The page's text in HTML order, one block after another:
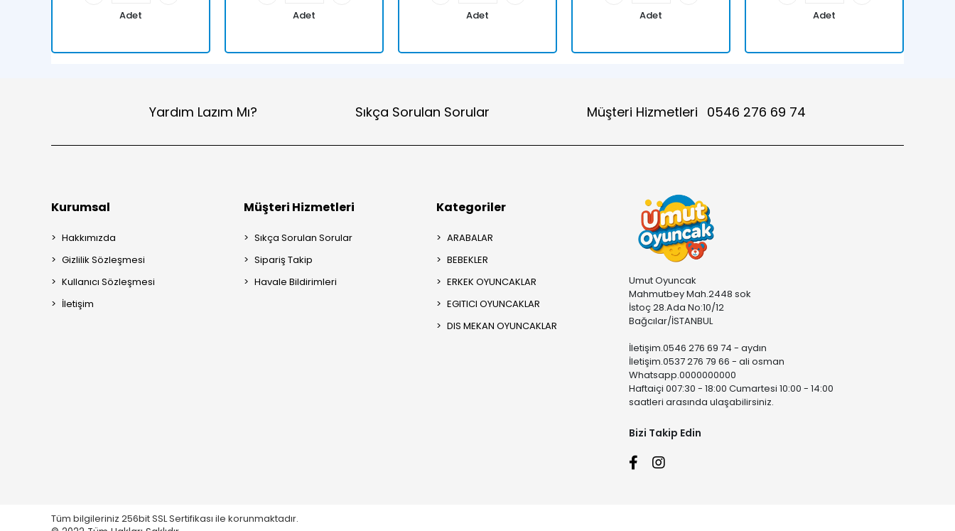
Adet Adet Adet Adet Adet
Yardım Lazım Mı? Sıkça Sorulan Sorular Müşteri Hizmetleri 0546 276 69 74
Kurumsal
Hakkımızda
Gizlilik Sözleşmesi
Kullanıcı Sözleşmesi
İletişim
Müşteri Hizmetleri
Sıkça Sorulan Sorular
Sipariş Takip
Havale Bildirimleri
Kategoriler
ARABALAR
BEBEKLER
ERKEK OYUNCAKLAR
EGITICI OYUNCAKLAR
DIS MEKAN OYUNCAKLAR
Umut Oyuncak
Mahmutbey Mah.2448 sok
İstoç 28.Ada No:10/12
Bağcılar/İSTANBUL
İletişim.0546 276 69 74 - aydın
İletişim.0537 276 79 66 - ali osman
Whatsapp.0000000000
Haftaiçi 007:30 - 18:00 Cumartesi 10:00 - 14:00
saatleri arasında ulaşabilirsiniz.
Bizi Takip Edin
Tüm bilgileriniz 256bit SSL Sertifikası ile korunmaktadır.